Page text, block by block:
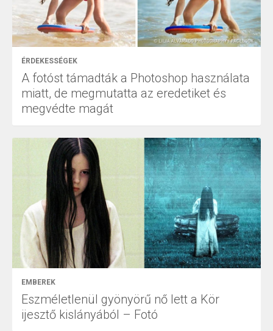
ÉRDEKESSÉGEK
A fotóst támadták a Photoshop használata
miatt, de megmutatta az eredetiket és
megvédte magát
EMBEREK
Eszméletlenül gyönyörű nő lett a Kör
ijesztő kislányából – Fotó